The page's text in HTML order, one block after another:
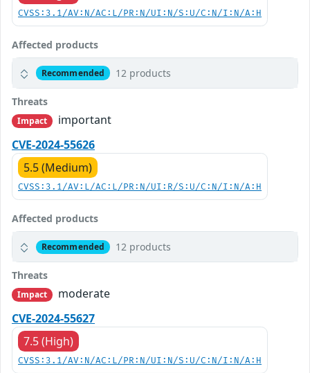
CVSS:3.1/AV:N/AC:L/PR:N/UI:N/S:U/C:N/I:N/A:H
Affected products
Recommended 12 products
Threats
Impact
important
CVE-2024-55626
5.5 (Medium)
CVSS:3.1/AV:L/AC:L/PR:N/UI:R/S:U/C:N/I:N/A:H
Affected products
Recommended 12 products
Threats
Impact
moderate
CVE-2024-55627
7.5 (High)
CVSS:3.1/AV:N/AC:L/PR:N/UI:N/S:U/C:N/I:N/A:H